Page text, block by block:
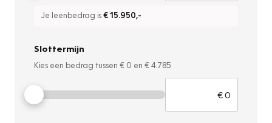
Je leenbedrag is€ 15.950,-
Slottermijn
Kies een bedrag tussen € 0 en € 4.785